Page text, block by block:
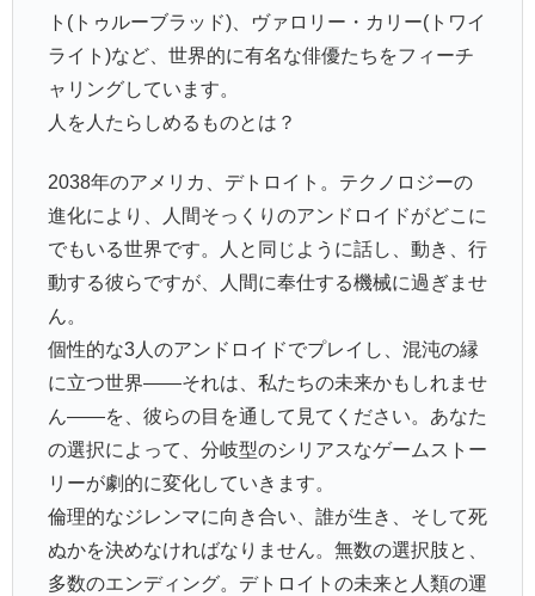
ト(トゥルーブラッド)、ヴァロリー・カリー(トワイ
ライト)など、世界的に有名な俳優たちをフィーチ
ャリングしています。
人を人たらしめるものとは？
2038年のアメリカ、デトロイト。テクノロジーの
進化により、人間そっくりのアンドロイドがどこに
でもいる世界です。人と同じように話し、動き、行
動する彼らですが、人間に奉仕する機械に過ぎませ
ん。
個性的な3人のアンドロイドでプレイし、混沌の縁
に立つ世界――それは、私たちの未来かもしれませ
ん――を、彼らの目を通して見てください。あなた
の選択によって、分岐型のシリアスなゲームストー
リーが劇的に変化していきます。
倫理的なジレンマに向き合い、誰が生き、そして死
ぬかを決めなければなりません。無数の選択肢と、
多数のエンディング。デトロイトの未来と人類の運